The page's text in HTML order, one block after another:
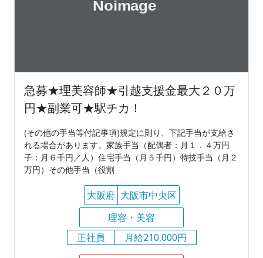
急募★理美容師★引越支援金最大２０万
円★副業可★駅チカ！
(その他の手当等付記事項)規定に則り、下記手当が支給さ
れる場合があります。家族手当（配偶者：月１．４万円
子：月６千円／人）住宅手当（月５千円）特技手当（月２
万円）その他手当（役割
大阪府 大阪市中央区
理容・美容
正社員
月給210,000円